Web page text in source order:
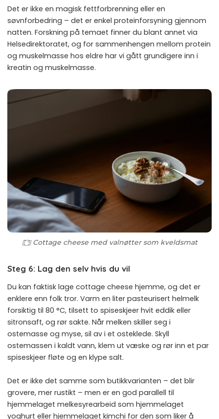
Det er ikke en magisk fettforbrenning eller en
søvnforbedring – det er enkel proteinforsyning gjennom
natten. Forskning på temaet finner du blant annet via
Helsedirektoratet, og for sammenhengen mellom protein
og muskelmasse hos eldre har vi gått grundigere inn i
kreatin og muskelmasse.
Cottage cheese med valnøtter som kveldsmat
Steg 6: Lag den selv hvis du vil
Du kan faktisk lage cottage cheese hjemme, og det er
enklere enn folk tror. Varm en liter pasteurisert helmelk
forsiktig til 80 °C, tilsett to spiseskjeer hvit eddik eller
sitronsaft, og rør sakte. Når melken skiller seg i
ostemasse og myse, sil av i et osteklede. Skyll
ostemassen i kaldt vann, klem ut væske og rør inn et par
spiseskjeer fløte og en klype salt.
Det er ikke det samme som butikkvarianten – det blir
grovere, mer rustikt – men er en god parallell til
hjemmelaget melkesyrearbeid som hjemmelaget
yoghurt eller hjemmelaget kimchi for den som liker å